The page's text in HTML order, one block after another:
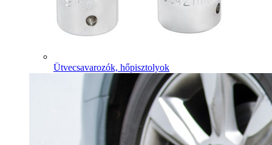
Ütvecsavarozók, hőpisztolyok